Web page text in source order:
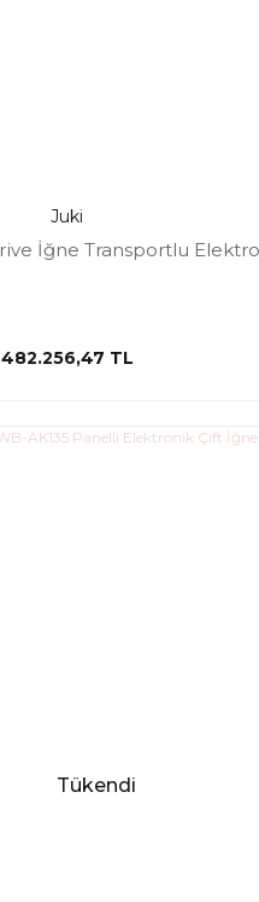
Juki
İğne Transportlu
482.256,47 TL
Tükendi